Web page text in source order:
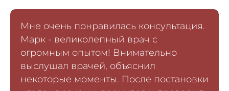
Мне очень понравилась консультация.
Марк - великолепный врач с
огромным опытом! Внимательно
выслушал врачей, объяснил
некоторые моменты. После постановки